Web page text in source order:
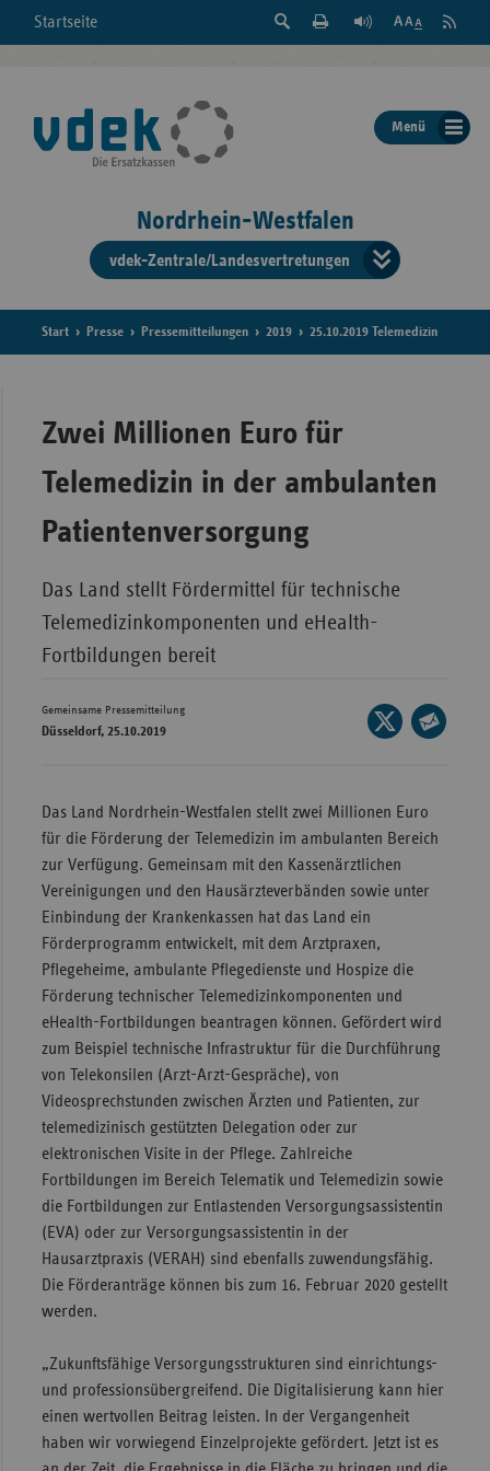
Startseite
Suche
der
Seite
Feed
Menü
Nordrhein-Westfalen
vdek-Zentrale/Landesvertretungen
der
Start Presse Pressemitteilungen 2019 25.10.2019 Telemedizin
Zwei Millionen Euro für
Telemedizin in der ambulanten
Patientenversorgung
Das Land stellt Fördermittel für technische
Telemedizinkomponenten und eHealth-
Fortbildungen bereit
Gemeinsame Pressemitteilung
Düsseldorf, 25.10.2019
Seite
auf
Mail
Das Land Nordrhein-Westfalen stellt zwei Millionen Euro
für die Förderung der Telemedizin im ambulanten Bereich
zur Verfügung. Gemeinsam mit den Kassenärztlichen
Vereinigungen und den Hausärzteverbänden sowie unter
Einbindung der Krankenkassen hat das Land ein
Förderprogramm entwickelt, mit dem Arztpraxen,
Pflegeheime, ambulante Pflegedienste und Hospize die
Förderung technischer Telemedizinkomponenten und
eHealth-Fortbildungen beantragen können. Gefördert wird
zum Beispiel technische Infrastruktur für die Durchführung
von Telekonsilen (Arzt-Arzt-Gespräche), von
Videosprechstunden zwischen Ärzten und Patienten, zur
telemedizinisch gestützten Delegation oder zur
elektronischen Visite in der Pflege. Zahlreiche
Fortbildungen im Bereich Telematik und Telemedizin sowie
die Fortbildungen zur Entlastenden Versorgungsassistentin
(EVA) oder zur Versorgungsassistentin in der
Hausarztpraxis (VERAH) sind ebenfalls zuwendungsfähig.
Die Förderanträge können bis zum 16. Februar 2020 gestellt
werden.
„Zukunftsfähige Versorgungsstrukturen sind einrichtungs-
und professionsübergreifend. Die Digitalisierung kann hier
einen wertvollen Beitrag leisten. In der Vergangenheit
haben wir vorwiegend Einzelprojekte gefördert. Jetzt ist es